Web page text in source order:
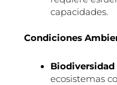
capacidades.
Condiciones
Biodiversidad
ecosistemas